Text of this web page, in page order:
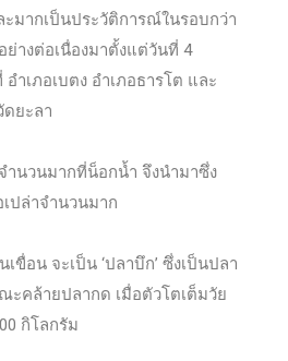
มากเป็นประวัติการณ์ในรอบกว่า
างต่อเนื่องมาตั้งแต่วันที่ 4
ำเภอเบตง อำเภอธารโต และ
ดยะลา
ำนวนมากที่น็อกน้ำ จึงนำมาซึ่ง
ปล่าจำนวนมาก
ขื่อน จะเป็น ‘ปลาบึก’ ซึ่งเป็นปลา
คล้ายปลากด เมื่อตัวโตเต็มวัย
กิโลกรัม